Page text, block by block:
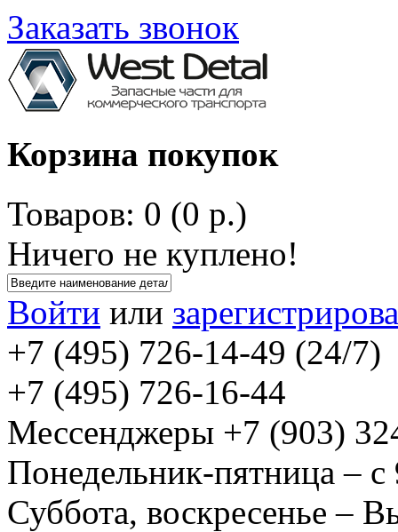
Заказать звонок
Корзина покупок
Товаров: 0 (0 р.)
Ничего не куплено!
Войти или
+7 (495) 726-14-49 (24/7)
+7 (495) 726-16-44
Мессенджеры +7 (903)
Понедельник-пятница –
Суббота, воскресенье –